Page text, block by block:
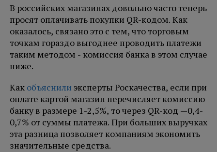
В российских магазинах довольно часто теперь
просят оплачивать покупки QR-кодом. Как
оказалось, связано это с тем, что торговым
точкам гораздо выгоднее проводить платежи
таким методом - комиссия банка в этом случае
ниже.
Как объяснили эксперты Роскачества, если при
оплате картой магазин перечисляет комиссию
банку в размере 1-2,5%, то через QR-код —0,4-
0,7% от суммы платежа. При больших выручках
эта разница позволяет компаниям экономить
значительные средства.